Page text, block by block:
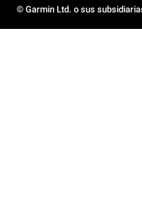
© Garmin Ltd. o sus